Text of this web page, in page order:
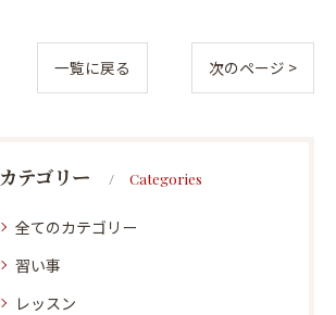
一覧に戻る 次のページ >
カテゴリー Categories
全てのカテゴリー
習い事
レッスン